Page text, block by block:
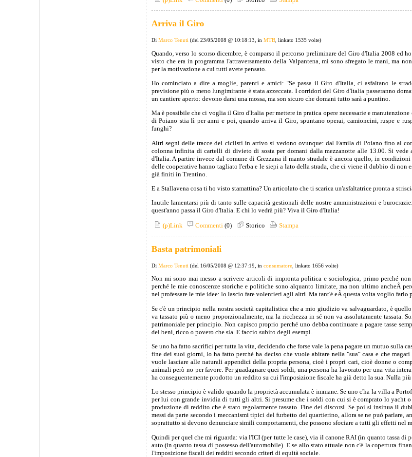
Arriva il Giro
Di Marco Tenuti(del 23/05/2008 @ 10:18:13, in MTB, linkato 1535 volte)
Quando, verso lo scorso dicembre, è comparso il percorso preliminare del Giro d'Italia 2008 ed ho
visto che era in programma l'attraversamento della Valpantena, mi sono sfregato le mani, ma non
per la motivazione a cui tutti avete pensato.
Ho cominciato a dire a moglie, parenti e amici: "Se passa il Giro d'Italia, ci asfaltano le
previsione più o meno lungimirante è stata azzeccata. I corridori del Giro d'Italia passeranno
un cantiere aperto: devono darsi una mossa, ma son sicuro che domani tutto sarà a puntino.
Ma è possibile che ci voglia il Giro d'Italia per mettere in pratica opere necessarie e
di Poiano stia lì per anni e poi, quando arriva il Giro, spuntano operai, camioncini, ruspe e
funghi?
Altri segni delle tracce dei ciclisti in arrivo si vedono ovunque: dal Famila di Poiano fino al
colonna infinita di cartelli di divieto di sosta per domani dalla mezzanotte alle 13.00. Si vede
d'Italia. A partire invece dal comune di Grezzana il manto stradale è ancora quello, in
delle cooperative hanno tagliato l'erba e le siepi a lato della strada, che ci viene il dubbio di non
già finiti in Trentino.
E a Stallavena cosa ti ho visto stamattina? Un articolato che ti scarica un'asfaltatrice pronta a
Inutile lamentarsi più di tanto sulle capacità gestionali delle nostre amministrazioni e
quest'anno passa il Giro d'Italia. E chi lo vedrà più? Viva il Giro d'Italia!
(p)Link Commenti (0) Storico Stampa
Basta patrimoniali
Di Marco Tenuti (del 16/05/2008 @ 12:37:19, in consumatore, linkato 1656 volte)
Non mi sono mai messo a scrivere articoli di impronta politica e sociologica, primo perché
perché le mie conoscenze storiche e politiche sono alquanto limitate, ma non ultimo ancheÂ
nel professare le mie idee: lo lascio fare volentieri agli altri. Ma tant'è eÂ questa volta voglio farlo
Se c'è un principio nella nostra società capitalistica che a mio giudizio va salvaguardato, è
va tassato più o meno proporzionalmente, ma la ricchezza in sé non va assolutamente tassata.
patrimoniale per principio. Non capisco proprio perché uno debba continuare a pagare tasse
dei beni, ricco o povero che sia. E faccio subito degli esempi.
Se uno ha fatto sacrifici per tutta la vita, decidendo che forse vale la pena pagare un mutuo sulla
fine dei suoi giorni, lo ha fatto perché ha deciso che vuole abitare nella "sua" casa e che
vuole lasciare alle naturali appendici della propria persona, cioè i propri cari, cioè donne o
animali però no per favore. Per guadagnare quei soldi, una persona ha lavorato per una vita
ha conseguentemente prodotto un reddito su cui l'imposizione fiscale ha già detto la sua. Nulla più
Lo stesso principio è valido quando la proprietà accumulata è immane. Se uno c'ha la villa a
per lui con grande invidia di tutti gli altri. Si presume che i soldi con cui si è comprato lo yacht
produzione di reddito che è stato regolarmente tassato. Fine dei discorsi. Se poi si insinua il
messi da parte secondo i meccanismi tipici del furbetto del quartierino, allora se ne può parlare,
soprattutto si devono denunciare simili comportamenti, che possono sfociare a tutti gli effetti nel
Quindi per quel che mi riguarda: via l'ICI (per tutte le case), via il canone RAI (in quanto tassa di
auto (in quanto tassa di possesso dell'automobile). E se allo stato attuale non c'è la copertura
l'imposizione fiscali dei redditi secondo criteri di equità sociale.